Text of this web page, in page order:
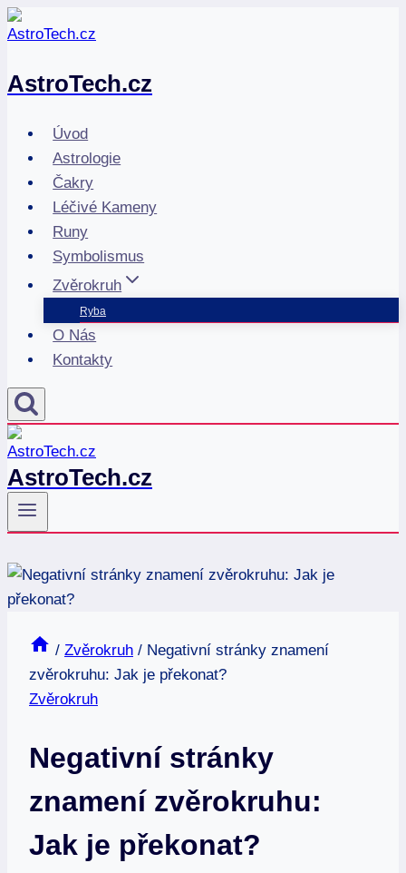
Přeskočit
na
AstroTech.cz
Úvod
Astrologie
Čakry
Léčivé Kameny
Runy
Symbolismus
Zvěrokruh
Ryba
O Nás
Kontakty
AstroTech.cz
/ Zvěrokruh / Negativní stránky znamení
zvěrokruhu: Jak je překonat?
Zvěrokruh
Negativní stránky
znamení zvěrokruhu:
Jak je překonat?